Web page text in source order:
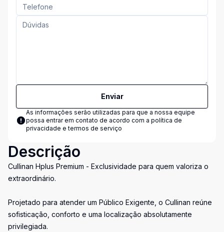
Enviar
As informações serão utilizadas para que a nossa equipe
possa entrar em contato de acordo com a política de
privacidade e termos de serviço
Descrição
Cullinan Hplus Premium - Exclusividade para quem valoriza o
extraordinário.
Projetado para atender um Público Exigente, o Cullinan reúne
sofisticação, conforto e uma localização absolutamente
privilegiada.